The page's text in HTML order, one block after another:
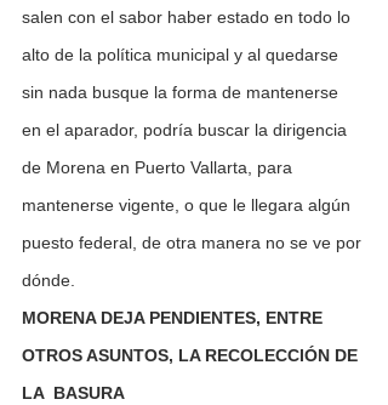
salen con el sabor haber estado en todo lo
alto de la política municipal y al quedarse
sin nada busque la forma de mantenerse
en el aparador, podría buscar la dirigencia
de Morena en Puerto Vallarta, para
mantenerse vigente, o que le llegara algún
puesto federal, de otra manera no se ve por
dónde.
MORENA DEJA PENDIENTES, ENTRE
OTROS ASUNTOS, LA RECOLECCIÓN DE
LA  BASURA